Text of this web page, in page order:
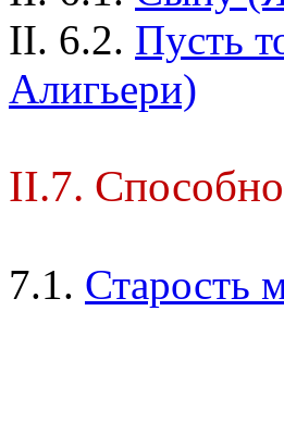
II. 6.2. Пусть
Алигьери)
II.7.
7.1. Старость